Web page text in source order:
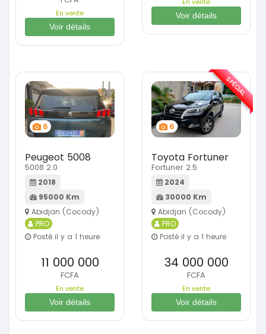
En vente
Voir détails
Voir détails
6
Peugeot 5008
5008 2.0
2018
95000 Km
Abidjan (Cocody)
PRO
Posté il y a 1 heure
11 000 000
FCFA
En vente
Voir détails
6
Toyota Fortuner
Fortuner 2.5
2024
30000 Km
Abidjan (Cocody)
PRO
Posté il y a 1 heure
34 000 000
FCFA
En vente
Voir détails
SPÉCIAL